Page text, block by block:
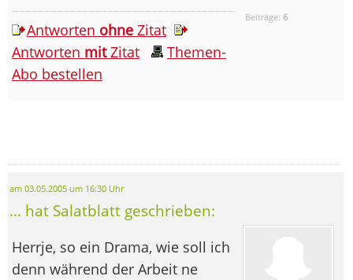
Beiträge:6
Antworten ohne Zitat
Antworten mitZitat
Themen-
Abo bestellen
am 03.05.2005 um 16:30 Uhr
... hat Salatblatt geschrieben:
Herrje, so ein Drama, wie soll ich
denn während der Arbeit ne